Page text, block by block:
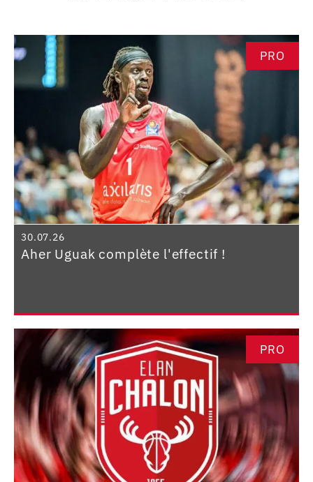
PRO
30.07.26
Aher Uguak complète l'effectif !
PRO